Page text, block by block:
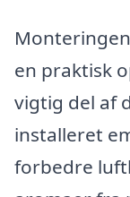
en praktisk
vigtig del af
installeret
forbedre